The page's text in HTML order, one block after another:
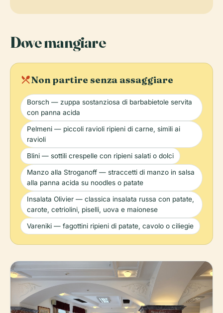
Dove mangiare
local_diningNon partire senza assaggiare
Borsch — zuppa sostanziosa di barbabietole servita
con panna acida
Pelmeni — piccoli ravioli ripieni di carne, simili ai
ravioli
Blini — sottili crespelle con ripieni salati o dolci
Manzo alla Stroganoff — straccetti di manzo in salsa
alla panna acida su noodles o patate
Insalata Olivier — classica insalata russa con patate,
carote, cetriolini, piselli, uova e maionese
Vareniki — fagottini ripieni di patate, cavolo o ciliegie